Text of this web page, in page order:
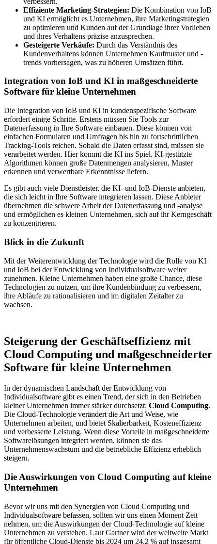
Effiziente Marketing-Strategien: Die Kombination von IoB
und KI ermöglicht es Unternehmen, ihre Marketingstrategien
zu optimieren und Kunden auf der Grundlage ihrer Vorlieben
und ihres Verhaltens präzise anzusprechen.
Gesteigerte Verkäufe: Durch das Verständnis des
Kundenverhaltens können Unternehmen Kaufmuster und -
trends vorhersagen, was zu höheren Umsätzen führt.
Integration von IoB und KI in maßgeschneiderte
Software für kleine Unternehmen
Die Integration von IoB und KI in kundenspezifische Software
erfordert einige Schritte. Erstens müssen Sie Tools zur
Datenerfassung in Ihre Software einbauen. Diese können von
einfachen Formularen und Umfragen bis hin zu fortschrittlichen
Tracking-Tools reichen. Sobald die Daten erfasst sind, müssen sie
verarbeitet werden. Hier kommt die KI ins Spiel. KI-gestützte
Algorithmen können große Datenmengen analysieren, Muster
erkennen und verwertbare Erkenntnisse liefern.
Es gibt auch viele Dienstleister, die KI- und IoB-Dienste anbieten,
die sich leicht in Ihre Software integrieren lassen. Diese Anbieter
übernehmen die schwere Arbeit der Datenerfassung und -analyse
und ermöglichen es kleinen Unternehmen, sich auf ihr Kerngeschäft
zu konzentrieren.
Blick in die Zukunft
Mit der Weiterentwicklung der Technologie wird die Rolle von KI
und IoB bei der Entwicklung von Individualsoftware weiter
zunehmen. Kleine Unternehmen haben eine große Chance, diese
Technologien zu nutzen, um ihre Kundenbindung zu verbessern,
ihre Abläufe zu rationalisieren und im digitalen Zeitalter zu
wachsen.
Steigerung der Geschäftseffizienz mit
Cloud Computing und maßgeschneiderter
Software für kleine Unternehmen
In der dynamischen Landschaft der Entwicklung von
Individualsoftware gibt es einen Trend, der sich in den Betrieben
kleiner Unternehmen immer stärker durchsetzt: Cloud Computing.
Die Cloud-Technologie verändert die Art und Weise, wie
Unternehmen arbeiten, und bietet Skalierbarkeit, Kosteneffizienz
und verbesserte Leistung. Wenn diese Vorteile in maßgeschneiderte
Softwarelösungen integriert werden, können sie das
Unternehmenswachstum und die betriebliche Effizienz erheblich
steigern.
Die Auswirkungen von Cloud Computing auf kleine
Unternehmen
Bevor wir uns mit den Synergien von Cloud Computing und
Individualsoftware befassen, sollten wir uns einen Moment Zeit
nehmen, um die Auswirkungen der Cloud-Technologie auf kleine
Unternehmen zu verstehen. Laut Gartner wird der weltweite Markt
für öffentliche Cloud-Dienste bis 2024 um 24,2 % auf insgesamt